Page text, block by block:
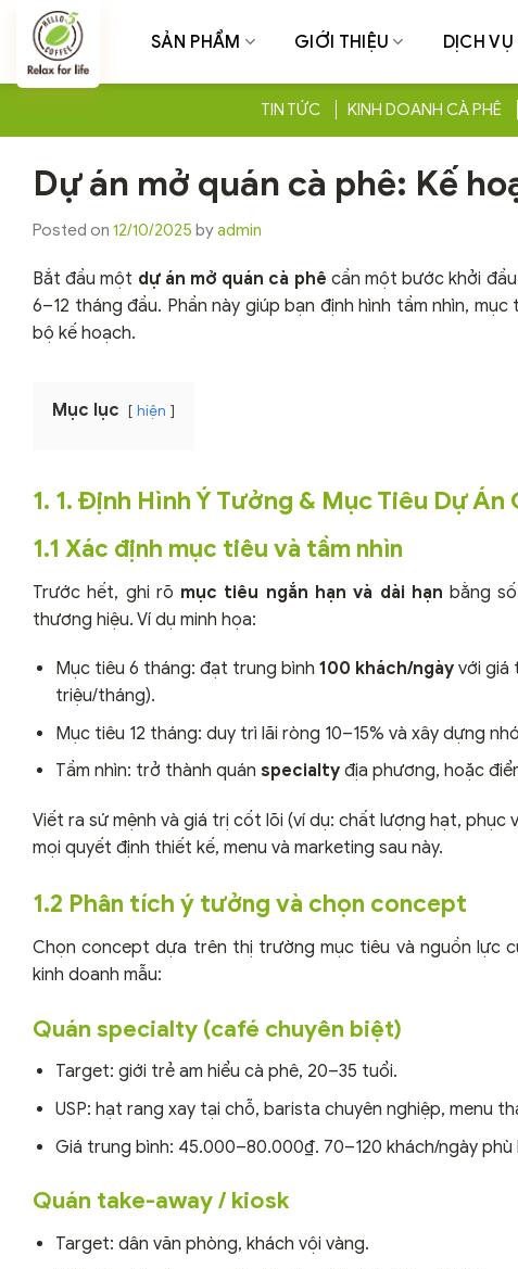
Chuyển
dung
SẢN PHẨM GIỚI THIỆU DỊCH VỤ
TIN TỨC KINH DOANH CÀ PHÊ
Dự án mở quán cà phê: Kế
Posted on 12/10/2025 byadmin
Bắt đầu một dự án mở quán cà phê cần một bước khởi
6–12 tháng đầu. Phần này giúp bạn định hình tầm nhìn,
bộ kế hoạch.
Mục lục hiện
1. 1. Định Hình Ý Tưởng & Mục Tiêu Dự Án
1.1 Xác định mục tiêu và tầm nhìn
Trước hết, ghi rõ mục tiêu ngắn hạn và dài hạn bằng
thương hiệu. Ví dụ minh họa:
Mục tiêu 6 tháng: đạt trung bình 100 khách/ngàyvới giá
triệu/tháng).
Mục tiêu 12 tháng: duy trì lãi ròng 10–15% và xây dựng
Tầm nhìn: trở thành quán specialtyđịa phương, hoặc
Viết ra sứ mệnh và giá trị cốt lõi (ví dụ: chất lượng hạt, phục
mọi quyết định thiết kế, menu và marketing sau này.
1.2 Phân tích ý tưởng và chọn concept
Chọn concept dựa trên thị trường mục tiêu và nguồn lực
kinh doanh mẫu:
Quán specialty (café chuyên biệt)
Target: giới trẻ am hiểu cà phê, 20–35 tuổi.
USP: hạt rang xay tại chỗ, barista chuyên nghiệp, menu
Giá trung bình: 45.000–80.000₫. 70–120 khách/ngày
Quán take-away / kiosk
Target: dân văn phòng, khách vội vàng.